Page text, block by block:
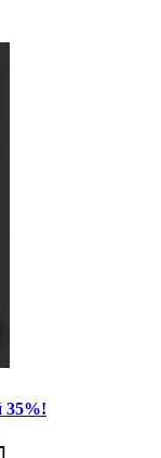
35%!